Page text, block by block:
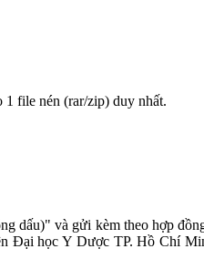
1 file nén (rar/zip) duy nhất.
dấu)" và gửi kèm theo hợp
Đại học Y Dược TP. Hồ Chí